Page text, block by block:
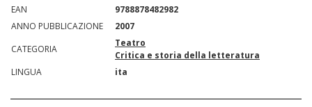
EAN
9788878482982
ANNO PUBBLICAZIONE
2007
CATEGORIA
Teatro
Critica e storia della letteratura
LINGUA
ita